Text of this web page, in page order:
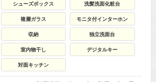
シューズボックス 洗髪洗面化粧台
複層ガラス モニタ付インターホン
収納 独立洗面台
室内物干し デジタルキー
対面キッチン